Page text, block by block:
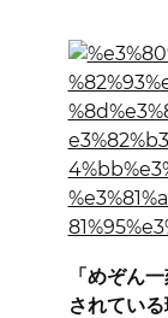
「めぞん
されてい